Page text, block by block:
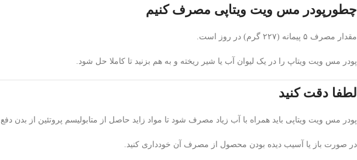
چطورپودر مس ویت ویتاپی مصرف کنیم
مقدار مصرف ۵ پیمانه (۲۲۷ گرم) در روز است.
پودر مس ویت ویتاپ را در یک لیوان آب یا شیر ریخته و به هم بزنید تا کاملا حل شود.
لطفا دقت کنید
پودر مس ویت ویتاپی باید همراه با آب زیاد مصرف شود تا مواد زاید حاصل از متابولیسم پروتئین از بدن
در صورت باز یا آسیب دیده بودن محصول از مصرف آن خودداری کنید.